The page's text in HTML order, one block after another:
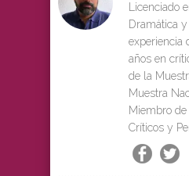
Licenciado
Dramática
experiencia
años en
de la
Muestra
Miembro
Críticos y